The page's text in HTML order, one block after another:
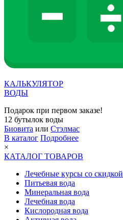
КАЛЬКУЛЯТОР
ВОДЫ
Подарок при первом заказе!
12 бутылок воды
Биовита или Стэлмас
В каталог Подробнее
×
КАТАЛОГ ТОВАРОВ
Лечебные курсы со скидкой
Питьевая вода
Минеральная вода
Лечебная вода
Кислородная вода